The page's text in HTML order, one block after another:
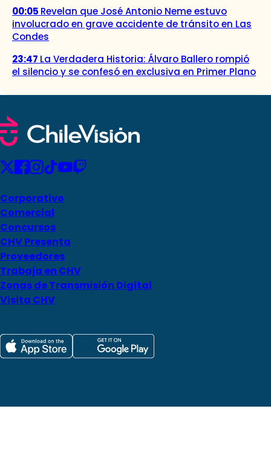
00:05 Revelan que José Antonio Neme estuvo
involucrado en grave accidente de tránsito en Las
Condes
23:47 La Verdadera Historia: Álvaro Ballero rompió
el silencio y se confesó en exclusiva en Primer Plano
Corporativo
Comercial
Concursos
CHV Presenta
Proveedores
Trabaja en CHV
Zonas de Transmisión Digital
Visita CHV